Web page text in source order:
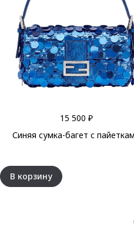
15 500 ₽
Синяя сумка-багет с
В корзину